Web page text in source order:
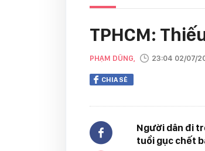
TPHCM:
PHẠM DŨNG, 23:04 02/07/
CHIA SẺ
Người dân đi
tuổi gục chết